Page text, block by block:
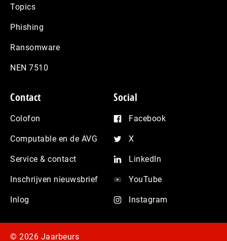
Topics
Phishing
Ransomware
NEN 7510
Contact
Colofon
Computable en de AVG
Service & contact
Inschrijven nieuwsbrief
Inlog
Social
Facebook
X
LinkedIn
YouTube
Instagram
© 2026 Jaarbeurs